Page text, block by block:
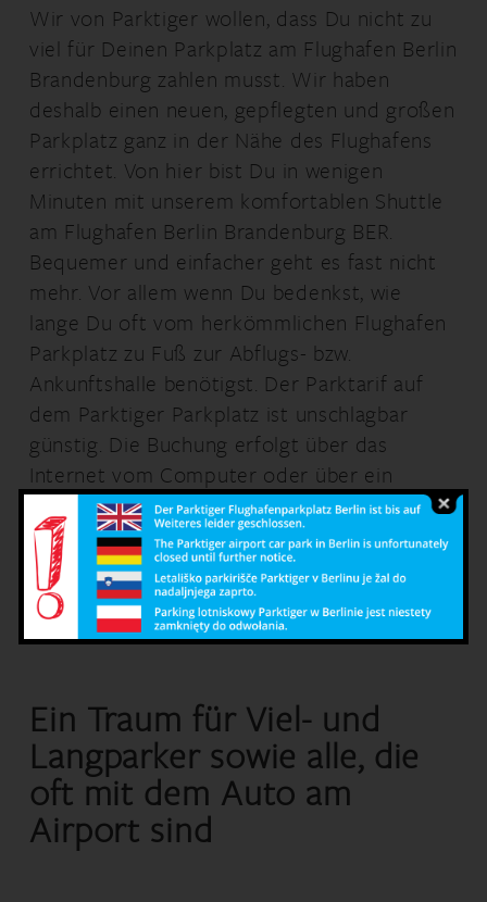
Wir von Parktiger wollen, dass Du nicht zu
viel für Deinen Parkplatz am Flughafen Berlin
Brandenburg zahlen musst. Wir haben
deshalb einen neuen, gepflegten und großen
Parkplatz ganz in der Nähe des Flughafens
errichtet. Von hier bist Du in wenigen
Minuten mit unserem komfortablen Shuttle
am Flughafen Berlin Brandenburg BER.
Bequemer und einfacher geht es fast nicht
mehr. Vor allem wenn Du bedenkst, wie
lange Du oft vom herkömmlichen Flughafen
Parkplatz zu Fuß zur Abflugs- bzw.
Ankunftshalle benötigst. Der Parktarif auf
dem Parktiger Parkplatz ist unschlagbar
günstig. Die Buchung erfolgt über das
Internet vom Computer oder über ein
gängiges Mobilgerät unkompliziert und
schnell.Billig parken am Flughafen Berlin
Brandenburg BERist mit Parktiger leichter
und einfacher, als Du dir das vorstellen
kannst!
Ein Traum für Viel- und
Langparker sowie alle, die
oft mit dem Auto am
Airport sind